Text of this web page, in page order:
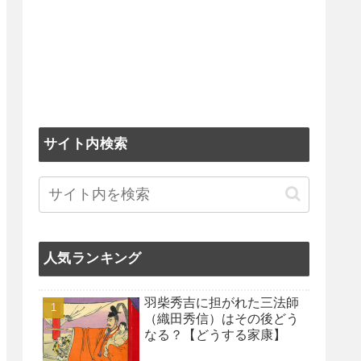
サイト内検索
人気ランキング
羽柴秀吉に担がれた三法師
（織田秀信）はその後どう
なる？【どうする家康】